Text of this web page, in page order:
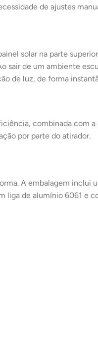
de ajustes
solar na parte
de um ambiente
de luz, de forma
combinada com
por parte do atirador.
A embalagem
de alumínio 6061 e